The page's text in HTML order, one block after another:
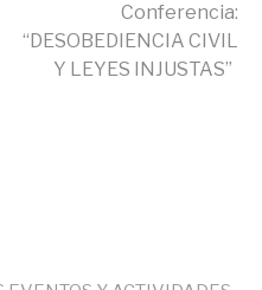
Conferencia:
“DESOBEDIENCIA CIVIL
Y LEYES INJUSTAS”